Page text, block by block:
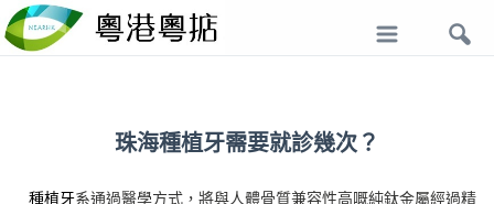
珠海種植牙需要就診幾次？
種植牙系通過醫學方式，將與人體骨質兼容性高嘅純鈦金屬經過精